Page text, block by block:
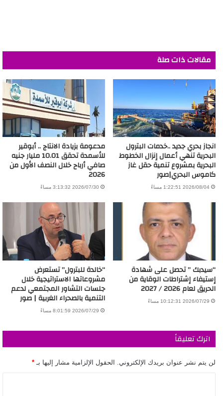
مقالات ذات صلة
انجاز بحري جديد ..خدمات البترول
البحرية تنهي أعمال إنزال الخطوط
البحرية بمشروع تنمية حقل غاز
كاموس البحري|صور
2026/08/04 1:22:51 مساءً
مدعومة بزيادة الانتاج .. أبوقير
للأسمدة تحقق 10.01 مليار جنيه
صافي أرباح خلال النصف الأول من
2026
2026/07/30 3:13:32 مساءً
“سيدبك ” تحصل على شهادة
إستيفاء إشتراطات الوقاية من
الحريق لعام 2026 / 2027
2026/07/29 10:12:31 مساءً
“خالدة للبترول” تستعرض
مشروعاتها الاستراتيجية خلال
جلسات التشاور المجتمعي لدعم
التنمية بالصحراء الغربية | صور
2026/07/29 8:01:59 مساءً
اترك تعليقاً
لن يتم نشر عنوان بريدك الإلكتروني. الحقول الإلزامية مشار إليها بـ *